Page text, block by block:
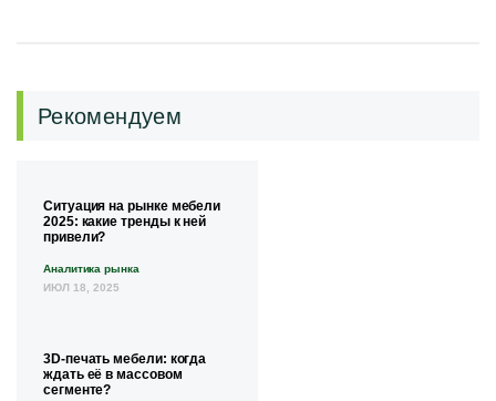
Рекомендуем
Ситуация на рынке мебели
2025: какие тренды к ней
привели?
Аналитика рынка
ИЮЛ 18, 2025
3D-печать мебели: когда
ждать её в массовом
сегменте?